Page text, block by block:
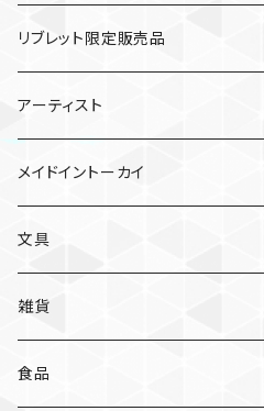
リブレット限定販売品
雑貨
ガチャガチャ
入浴料
食品
ラーメン
カレー
文具
ペンケース
メモパッド
アーティスト
村田夏佳
入浴料
ガチャガチャ
NAMIKO
オトンノアトリエ
むらまつしおり
メイドイントーカイ
愛知
岐阜
三重
文具
ポストカード/カード
クリアファイル
雑貨
猫ちゃんアルファベットチャーム
食品